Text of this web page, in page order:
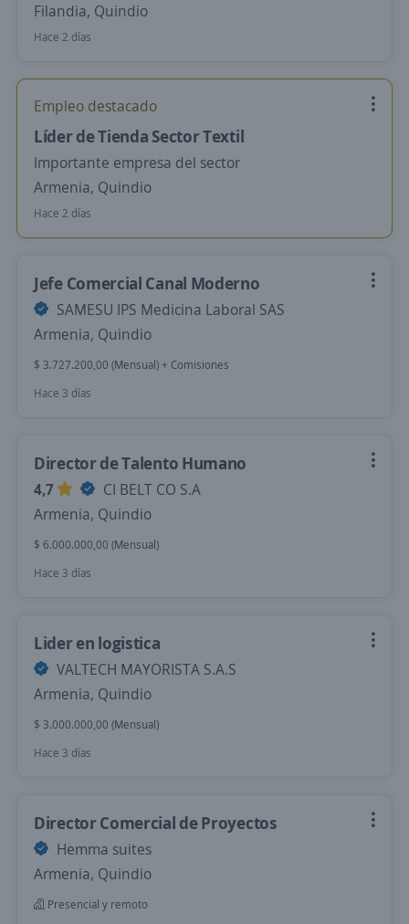
Filandia, Quindio
Hace 2 días
Empleo destacado
Líder de Tienda Sector Textil
Importante empresa del sector
Armenia, Quindio
Hace 2 días
Jefe Comercial Canal Moderno
SAMESU IPS Medicina Laboral SAS
Armenia, Quindio
$ 3.727.200,00 (Mensual) + Comisiones
Hace 3 días
Director de Talento Humano
4,7
CI BELT CO S.A
Armenia, Quindio
$ 6.000.000,00 (Mensual)
Hace 3 días
Lider en logistica
VALTECH MAYORISTA S.A.S
Armenia, Quindio
$ 3.000.000,00 (Mensual)
Hace 3 días
Director Comercial de Proyectos
Hemma suites
Armenia, Quindio
Presencial y remoto